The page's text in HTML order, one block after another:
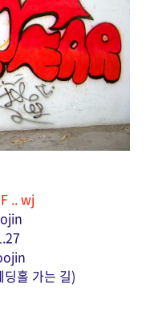
.. wj
홀 가는 길)